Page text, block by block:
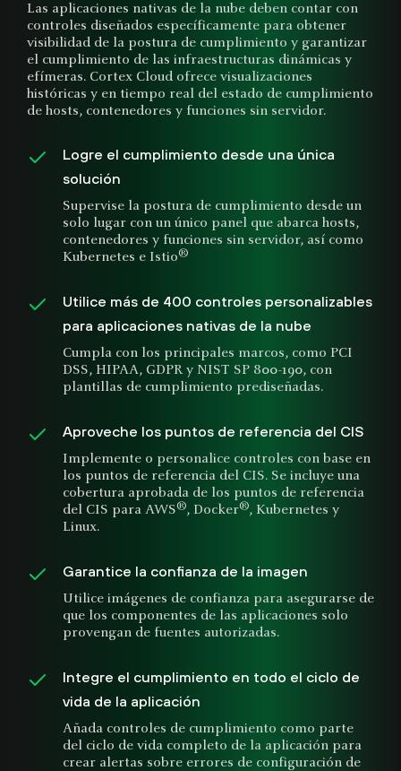
Las aplicaciones nativas de la nube deben contar con
controles diseñados específicamente para obtener
visibilidad de la postura de cumplimiento y garantizar
el cumplimiento de las infraestructuras dinámicas y
efímeras. Cortex Cloud ofrece visualizaciones
históricas y en tiempo real del estado de cumplimiento
de hosts, contenedores y funciones sin servidor.
Logre el cumplimiento desde una única
solución
Supervise la postura de cumplimiento desde un
solo lugar con un único panel que abarca hosts,
contenedores y funciones sin servidor, así como
Kubernetes e Istio®
Utilice más de 400 controles personalizables
para aplicaciones nativas de la nube
Cumpla con los principales marcos, como PCI
DSS, HIPAA, GDPR y NIST SP 800-190, con
plantillas de cumplimiento prediseñadas.
Aproveche los puntos de referencia del CIS
Implemente o personalice controles con base en
los puntos de referencia del CIS. Se incluye una
cobertura aprobada de los puntos de referencia
del CIS para AWS®, Docker®, Kubernetes y
Linux.
Garantice la confianza de la imagen
Utilice imágenes de confianza para asegurarse de
que los componentes de las aplicaciones solo
provengan de fuentes autorizadas.
Integre el cumplimiento en todo el ciclo de
vida de la aplicación
Añada controles de cumplimiento como parte
del ciclo de vida completo de la aplicación para
crear alertas sobre errores de configuración de